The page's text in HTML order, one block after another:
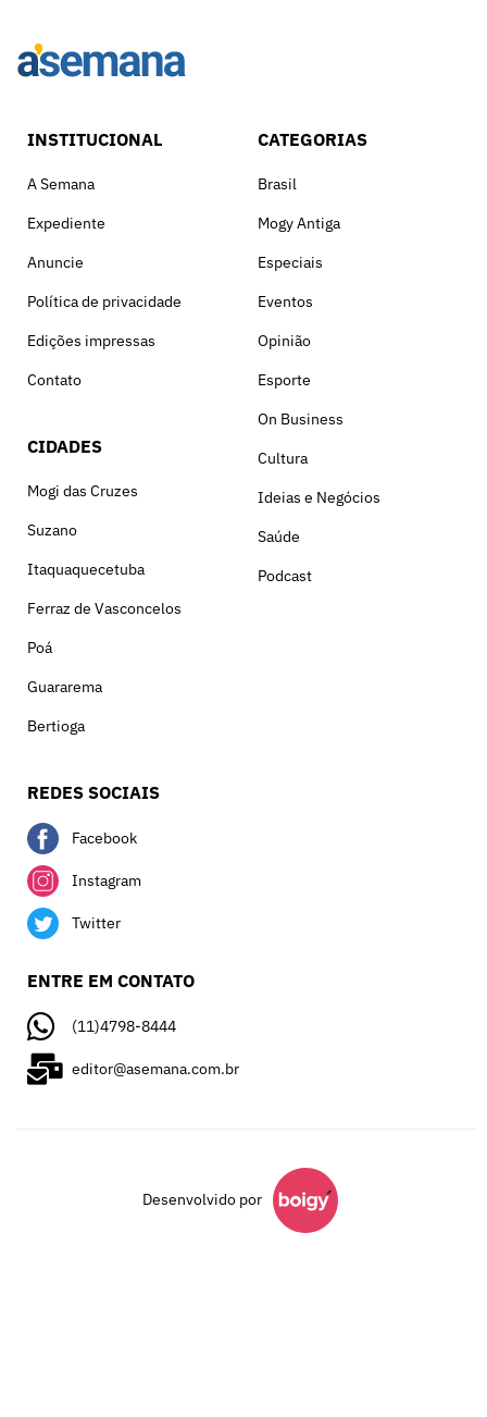
INSTITUCIONAL
A Semana
Expediente
Anuncie
Política de privacidade
Edições impressas
Contato
CIDADES
Mogi das Cruzes
Suzano
Itaquaquecetuba
Ferraz de Vasconcelos
Poá
Guararema
Bertioga
CATEGORIAS
Brasil
Mogy Antiga
Especiais
Eventos
Opinião
Esporte
On Business
Cultura
Ideias e Negócios
Saúde
Podcast
REDES SOCIAIS
Facebook
Instagram
Twitter
ENTRE EM CONTATO
(11)4798-8444
editor@asemana.com.br
Desenvolvido por